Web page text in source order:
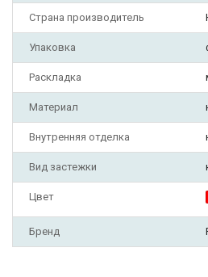
Страна производитель
Упаковка
Раскладка
Материал
Внутренняя отделка
Вид застежки
Цвет
Бренд